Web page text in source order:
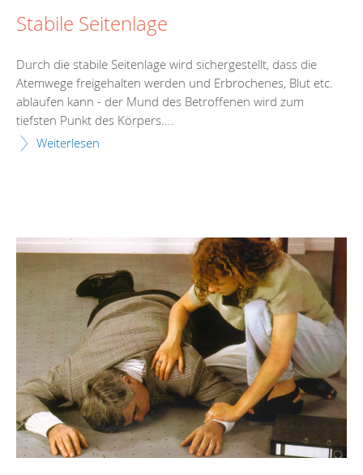
Stabile Seitenlage
Durch die stabile Seitenlage wird sichergestellt, dass die
Atemwege freigehalten werden und Erbrochenes, Blut etc.
ablaufen kann - der Mund des Betroffenen wird zum
tiefsten Punkt des Körpers....
Weiterlesen